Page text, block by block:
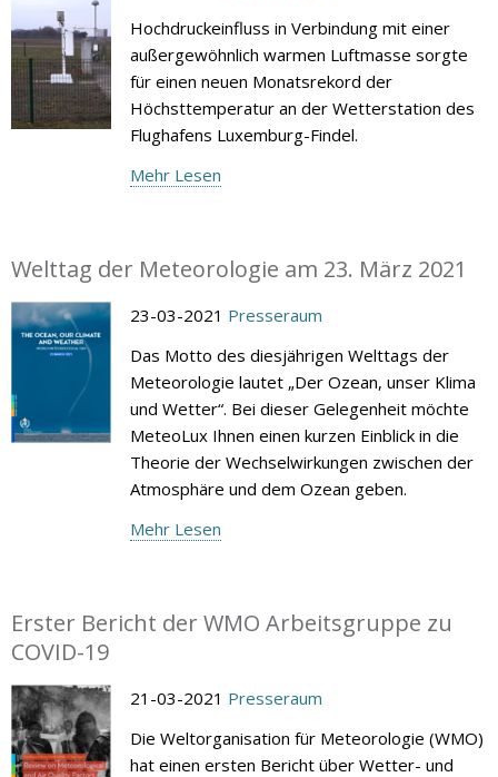
Hochdruckeinfluss in Verbindung mit einer
außergewöhnlich warmen Luftmasse sorgte
für einen neuen Monatsrekord der
Höchsttemperatur an der Wetterstation des
Flughafens Luxemburg-Findel.
Mehr Lesen
Welttag der Meteorologie am 23. März 2021
23-03-2021 Presseraum
Das Motto des diesjährigen Welttags der
Meteorologie lautet „Der Ozean, unser Klima
und Wetter“. Bei dieser Gelegenheit möchte
MeteoLux Ihnen einen kurzen Einblick in die
Theorie der Wechselwirkungen zwischen der
Atmosphäre und dem Ozean geben.
Mehr Lesen
Erster Bericht der WMO Arbeitsgruppe zu
COVID-19
21-03-2021 Presseraum
Die Weltorganisation für Meteorologie (WMO)
hat einen ersten Bericht über Wetter- und